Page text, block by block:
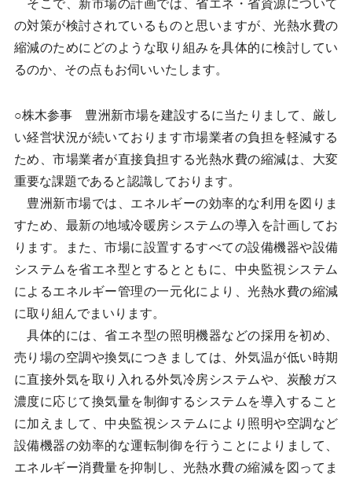
そこで、新市場の計画では、省エネ・省資源について
の対策が検討されているものと思いますが、光熱水費の
縮減のためにどのような取り組みを具体的に検討してい
るのか、その点もお伺いいたします。
○株木参事 豊洲新市場を建設するに当たりまして、厳し
い経営状況が続いております市場業者の負担を軽減する
ため、市場業者が直接負担する光熱水費の縮減は、大変
重要な課題であると認識しております。
豊洲新市場では、エネルギーの効率的な利用を図りま
すため、最新の地域冷暖房システムの導入を計画してお
ります。また、市場に設置するすべての設備機器や設備
システムを省エネ型とするとともに、中央監視システム
によるエネルギー管理の一元化により、光熱水費の縮減
に取り組んでまいります。
具体的には、省エネ型の照明機器などの採用を初め、
売り場の空調や換気につきましては、外気温が低い時期
に直接外気を取り入れる外気冷房システムや、炭酸ガス
濃度に応じて換気量を制御するシステムを導入すること
に加えまして、中央監視システムにより照明や空調など
設備機器の効率的な運転制御を行うことによりまして、
エネルギー消費量を抑制し、光熱水費の縮減を図ってま